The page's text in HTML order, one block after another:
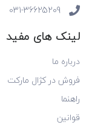
031-36625209
لینک های مفید
درباره ما
فروش در کژال مارکت
راهنما
قوانین